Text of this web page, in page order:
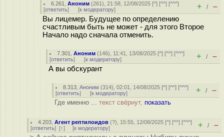
6.261 ,Аноним (261), 21:58, 12/08/2025 [^] [^^] [^^^]
[ответить] [к модератору] + / –
Вы лицемер. Будущее по определению
счастливым быть не может - для этого Второе
Начало надо сначала отменить.
7.301 ,Аноним (146), 11:41, 13/08/2025 [^] [^^] [^^^]
[ответить] [к модератору] + / –
А вы обскурант
8.313 ,Аноним (314), 02:01, 14/08/2025 [^] [^^] [^^^]
[ответить] [к модератору] + / –
Где именно ... текст свёрнут, показать
4.203 ,Агент рептилоидов (?), 15:55, 12/08/2025 [^] [^^] [^^^]
[ответить] [↑] [к модератору] + / –